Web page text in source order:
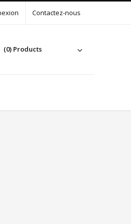
Contactez-nous
(0) Products